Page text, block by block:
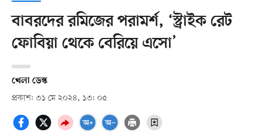
বাবরদের রমিজের পরামর্শ, ‘স্ট্রাইক রেট
ফোবিয়া থেকে বেরিয়ে এসো’
খেলা ডেস্ক
প্রকাশ: ৩১ মে ২০২৪, ১৩: ০৫